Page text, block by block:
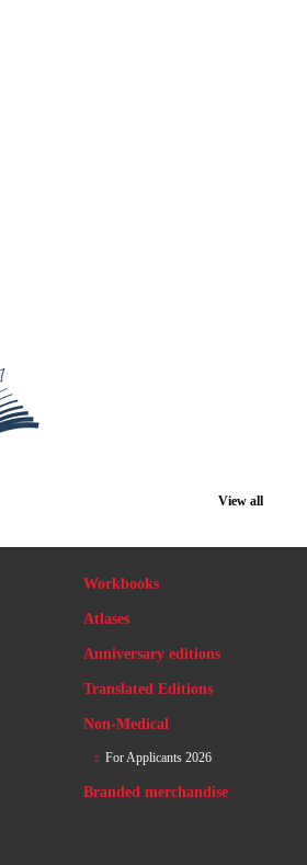
View all
Workbooks
Atlases
Anniversary editions
Translated Editions
Non-Medical
For Applicants 2026
Branded merchandise